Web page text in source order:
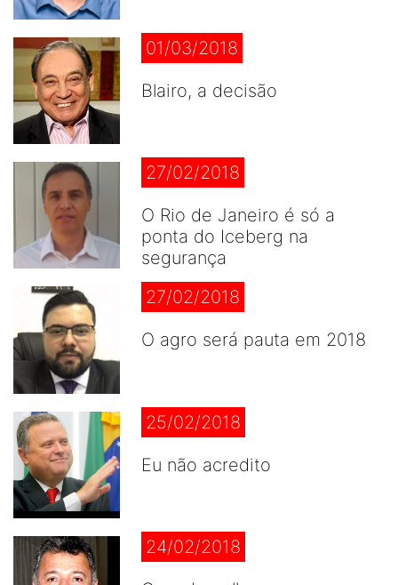
01/03/2018
Blairo, a decisão
27/02/2018
O Rio de Janeiro é só a
ponta do Iceberg na
segurança
27/02/2018
O agro será pauta em 2018
25/02/2018
Eu não acredito
24/02/2018